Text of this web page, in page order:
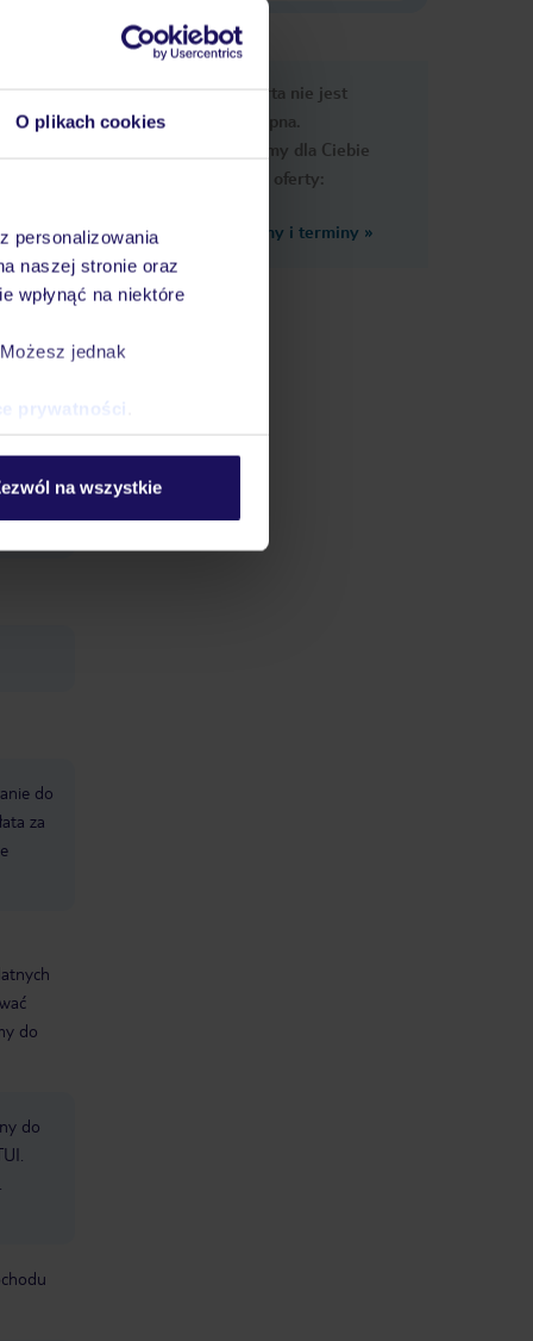
O plikach cookies
personalizowania
naszej stronie oraz
wpłynąć na niektóre
jednak
prywatności
na wszystkie
do
za
do
do
Ups, ta oferta nie jest
dostępna.
Przygotowaliśmy dla Ciebie
podobne oferty:
Zobacz inne ceny i terminy »